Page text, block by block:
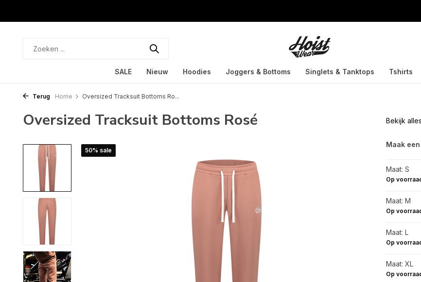
SALE Nieuw Hoodies Joggers & Bottoms Singlets & Tanktops Tshirts
Terug Home Oversized Tracksuit Bottoms Ro...
Oversized Tracksuit Bottoms Rosé
50% sale
Bekijk
Maak
Maat: S
Op
Maat: M
Op
Maat: L
Op
Maat: XL
Op